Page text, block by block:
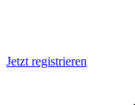
Jetzt registrieren